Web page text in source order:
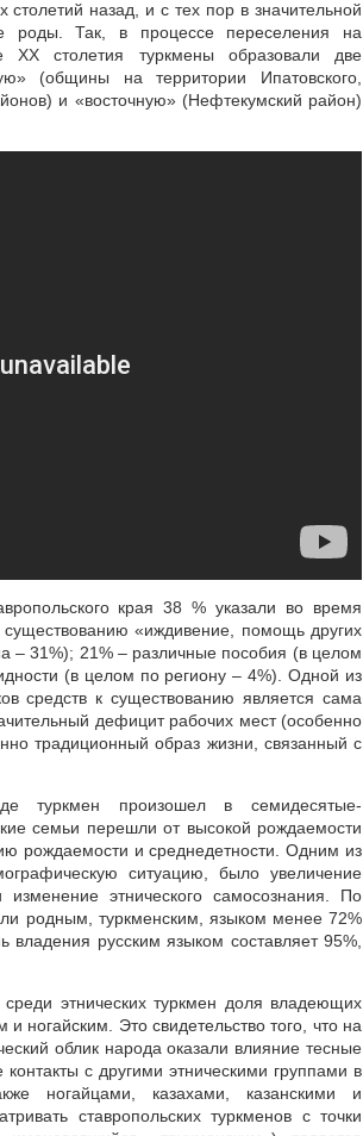
назад, и с тех пор в значительной
роды. Так, в процессе переселения на
XX столетия туркмены образовали две
(общины на территории Ипатовского,
и «восточную» (Нефтекумский район)
края 38 % указали во время
существованию «иждивение, помощь других
– 31%); 21% – различные пособия (в целом
(в целом по региону – 4%). Одной из
средств к существованию является сама
дефицит рабочих мест (особенно
традиционный образ жизни, связанный с
туркмен произошел в семидесятые-
семьи перешли от высокой рождаемости
рождаемости и среднедетности. Одним из
ситуацию, было увеличение
этнического самосознания. По
родным, туркменским, языком менее 72%
русским языком составляет 95%,
этнических туркмен доля владеющих
ногайским. Это свидетельство того, что на
облик народа оказали влияние тесные
с другими этническими группами в
ногайцами, казахами, казанскими и
ставропольских туркменов с точки